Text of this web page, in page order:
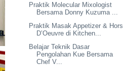
Praktik Molecular Mixologist
Bersama Donny Kuzuma ...
Praktik Masak Appetizer & Hors
D’Oeuvre di Kitchen...
Belajar Teknik Dasar
Pengolahan Kue Bersama
Chef V...